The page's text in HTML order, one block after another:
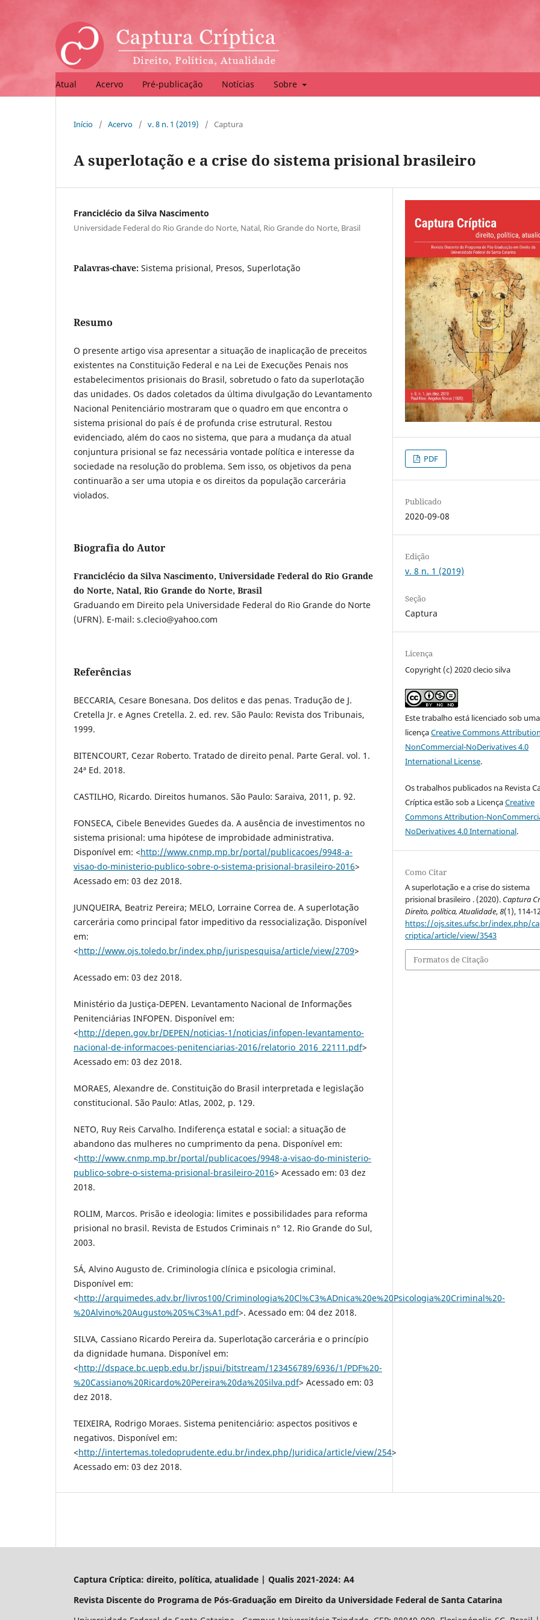
Atual Acervo Pré-publicação Notícias Sobre
Início / Acervo / v. 8 n. 1 (2019) / Captura
A superlotação e a crise do sistema prisional brasileiro
Franciclécio da Silva Nascimento
Universidade Federal do Rio Grande do Norte, Natal, Rio Grande do Norte, Brasil
Palavras-chave: Sistema prisional, Presos, Superlotação
Resumo
O presente artigo visa apresentar a situação de inaplicação de preceitos
existentes na Constituição Federal e na Lei de Execuções Penais nos
estabelecimentos prisionais do Brasil, sobretudo o fato da superlotação
das unidades. Os dados coletados da última divulgação do Levantamento
Nacional Penitenciário mostraram que o quadro em que encontra o
sistema prisional do país é de profunda crise estrutural. Restou
evidenciado, além do caos no sistema, que para a mudança da atual
conjuntura prisional se faz necessária vontade política e interesse da
sociedade na resolução do problema. Sem isso, os objetivos da pena
continuarão a ser uma utopia e os direitos da população carcerária
violados.
Biografia do Autor
Franciclécio da Silva Nascimento, Universidade Federal do Rio Grande
do Norte, Natal, Rio Grande do Norte, Brasil
Graduando em Direito pela Universidade Federal do Rio Grande do Norte
(UFRN). E-mail: s.clecio@yahoo.com
Referências
BECCARIA, Cesare Bonesana. Dos delitos e das penas. Tradução de J.
Cretella Jr. e Agnes Cretella. 2. ed. rev. São Paulo: Revista dos Tribunais,
1999.
BITENCOURT, Cezar Roberto. Tratado de direito penal. Parte Geral. vol. 1.
24ª Ed. 2018.
CASTILHO, Ricardo. Direitos humanos. São Paulo: Saraiva, 2011, p. 92.
FONSECA, Cibele Benevides Guedes da. A ausência de investimentos no
sistema prisional: uma hipótese de improbidade administrativa.
Disponível em: <http://www.cnmp.mp.br/portal/publicacoes/9948-a-
visao-do-ministerio-publico-sobre-o-sistema-prisional-brasileiro-2016>
Acessado em: 03 dez 2018.
JUNQUEIRA, Beatriz Pereira; MELO, Lorraine Correa de. A superlotação
carcerária como principal fator impeditivo da ressocialização. Disponível
em:
<http://www.ojs.toledo.br/index.php/jurispesquisa/article/view/2709>
Acessado em: 03 dez 2018.
Ministério da Justiça-DEPEN. Levantamento Nacional de Informações
Penitenciárias INFOPEN. Disponível em:
<http://depen.gov.br/DEPEN/noticias-1/noticias/infopen-levantamento-
nacional-de-informacoes-penitenciarias-2016/relatorio_2016_22111.pdf>
Acessado em: 03 dez 2018.
MORAES, Alexandre de. Constituição do Brasil interpretada e legislação
constitucional. São Paulo: Atlas, 2002, p. 129.
NETO, Ruy Reis Carvalho. Indiferença estatal e social: a situação de
abandono das mulheres no cumprimento da pena. Disponível em:
<http://www.cnmp.mp.br/portal/publicacoes/9948-a-visao-do-ministerio-
publico-sobre-o-sistema-prisional-brasileiro-2016> Acessado em: 03 dez
2018.
ROLIM, Marcos. Prisão e ideologia: limites e possibilidades para reforma
prisional no brasil. Revista de Estudos Criminais n° 12. Rio Grande do Sul,
2003.
SÁ, Alvino Augusto de. Criminologia clínica e psicologia criminal.
Disponível em:
<http://arquimedes.adv.br/livros100/Criminologia%20Cl%C3%ADnica%20e%20Psicologia%20Criminal%20-
%20Alvino%20Augusto%20S%C3%A1.pdf>. Acessado em: 04 dez 2018.
SILVA, Cassiano Ricardo Pereira da. Superlotação carcerária e o princípio
da dignidade humana. Disponível em:
<http://dspace.bc.uepb.edu.br/jspui/bitstream/123456789/6936/1/PDF%20-
%20Cassiano%20Ricardo%20Pereira%20da%20Silva.pdf> Acessado em: 03
dez 2018.
TEIXEIRA, Rodrigo Moraes. Sistema penitenciário: aspectos positivos e
negativos. Disponível em:
<http://intertemas.toledoprudente.edu.br/index.php/Juridica/article/view/254>
Acessado em: 03 dez 2018.
PDF
Publicado
2020-09-08
Edição
v. 8 n. 1 (2019)
Seção
Captura
Licença
Copyright (c) 2020 clecio silva
Este trabalho está licenciado sob uma
licençaCreative Commons
NonCommercial-NoDerivatives 4.0
International License.
Os trabalhos publicados na Revista
Críptica estão sob a LicençaCreative
Commons Attribution-
NoDerivatives 4.0 International.
Como Citar
A superlotação e a crise do sistema
prisional brasileiro . (2020). Captura
Direito, política, Atualidade,8(1), 114-
https://ojs.sites.ufsc.br/index.php/
criptica/article/view/3543
Formatos de Citação
Captura Críptica: direito, política, atualidade | Qualis 2021-2024: A4
Revista Discente do Programa de Pós-Graduação em Direito da Universidade Federal de Santa Catarina